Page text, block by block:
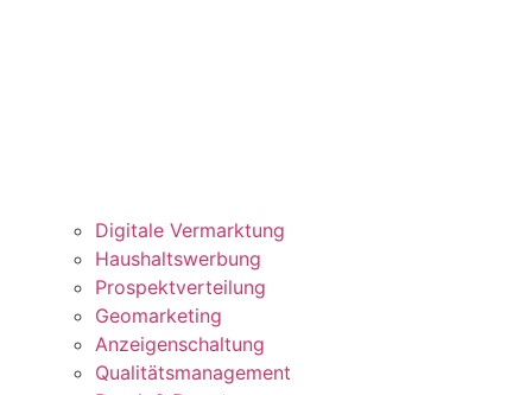
Digitale Vermarktung
Haushaltswerbung
Prospektverteilung
Geomarketing
Anzeigenschaltung
Qualitätsmanagement